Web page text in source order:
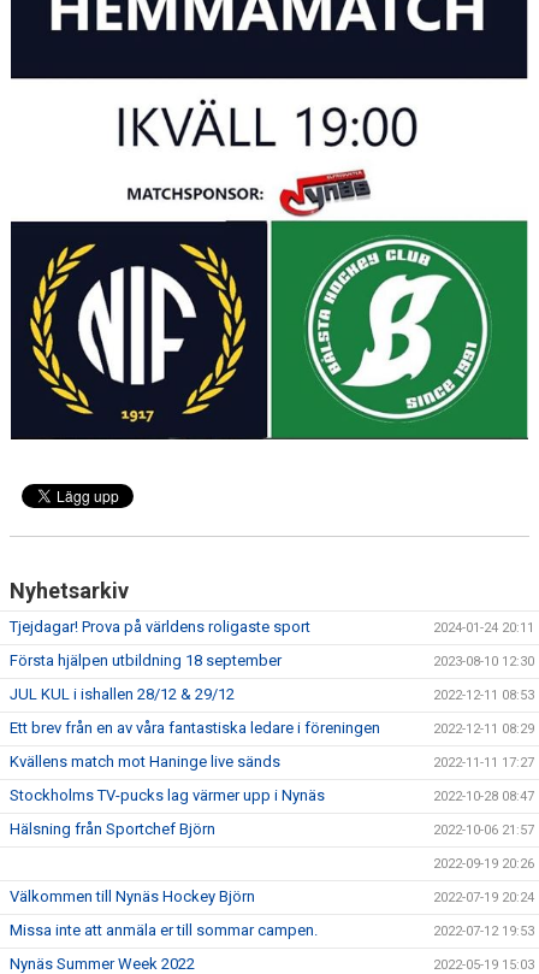
Nyhetsarkiv
Tjejdagar! Prova på världens roligaste sport 2024-01-24 20:11
Första hjälpen utbildning 18 september 2023-08-10 12:30
JUL KUL i ishallen 28/12 & 29/12 2022-12-11 08:53
Ett brev från en av våra fantastiska ledare i föreningen 2022-12-11 08:29
Kvällens match mot Haninge live sänds 2022-11-11 17:27
Stockholms TV-pucks lag värmer upp i Nynäs 2022-10-28 08:47
Hälsning från Sportchef Björn 2022-10-06 21:57
2022-09-19 20:26
Välkommen till Nynäs Hockey Björn 2022-07-19 20:24
Missa inte att anmäla er till sommar campen. 2022-07-12 19:53
Nynäs Summer Week 2022 2022-05-19 15:03